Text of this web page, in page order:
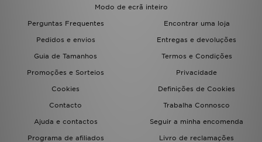
Modo de ecrã inteiro
Perguntas Frequentes
Encontrar uma loja
Pedidos e envios
Entregas e devoluções
Guia de Tamanhos
Termos e Condições
Promoções e Sorteios
Privacidade
Cookies
Definições de Cookies
Contacto
Trabalha Connosco
Ajuda e contactos
Seguir a minha encomenda
Programa de afiliados
Livro de reclamações